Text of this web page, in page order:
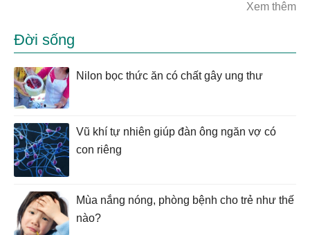
Xem thêm
Đời sống
Nilon bọc thức ăn có chất gây ung thư
Vũ khí tự nhiên giúp đàn ông ngăn vợ có
con riêng
Mùa nắng nóng, phòng bệnh cho trẻ như thế
nào?